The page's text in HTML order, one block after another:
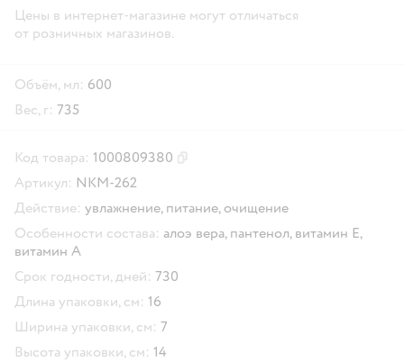
Цены в интернет-магазине могут отличаться
от розничных магазинов.
Объём, мл: 600
Вес, г: 735
Код товара: 1000809380
Артикул: NKM-262
Действие: увлажнение, питание, очищение
Особенности состава: алоэ вера, пантенол, витамин E,
витамин A
Срок годности, дней: 730
Длина упаковки, см: 16
Ширина упаковки, см: 7
Высота упаковки, см: 14